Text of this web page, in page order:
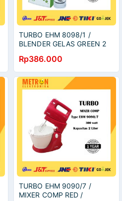
TURBO EHM 8098/1 /
BLENDER GELAS GREEN 2
EHM8098
Rp386.000
TURBO EHM 9090/7 /
MIXER COMP RED /